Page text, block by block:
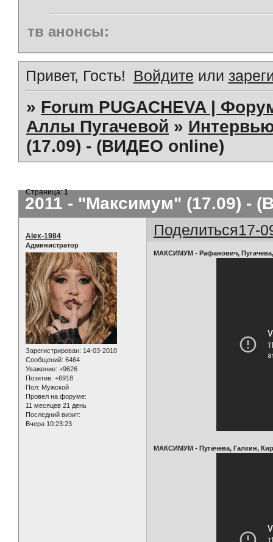
тв анонсы:
Привет, Гость! Войдите или
» Forum PUGACHEVA |
Аллы Пугачевой »
(17.09) - (ВИДЕО online)
2011 - "Максимум" (17.09) -
Страница:1
Поделиться17-
Alex-1984
Администратор
Зарегистрирован: 14-03-2010
Сообщений: 6464
Уважение: +9626
Позитив: +6918
Пол: Мужской
Провел на форуме:
11 месяцев 21 день
Последний визит:
Вчера 10:23:23
МАКСИМУМ - Рафанович,
МАКСИМУМ - Пугачева, Галкин,